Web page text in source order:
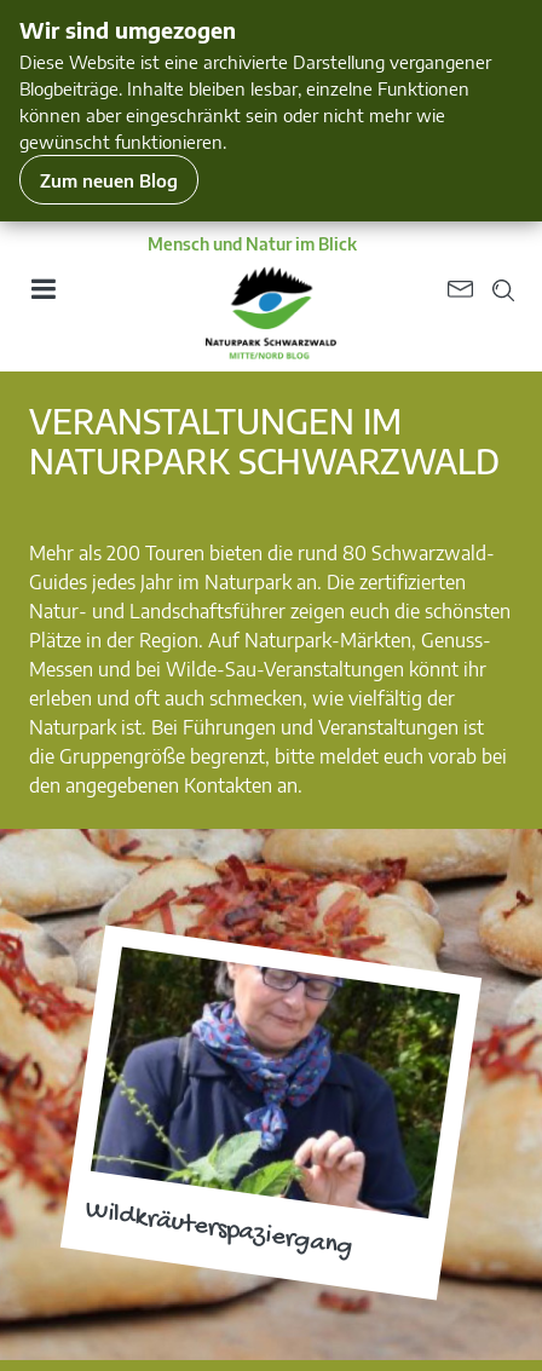
Wir sind umgezogen
Diese Website ist eine archivierte Darstellung vergangener
Blogbeiträge. Inhalte bleiben lesbar, einzelne Funktionen
können aber eingeschränkt sein oder nicht mehr wie
gewünscht funktionieren.
Zum neuen Blog
Mensch und Natur im Blick
Wildkräuterspaziergang
VERANSTALTUNGEN IM
NATURPARK SCHWARZWALD
Mehr als 200 Touren bieten die rund 80 Schwarzwald-
Guides jedes Jahr im Naturpark an. Die zertifizierten
Natur- und Landschaftsführer zeigen euch die schönsten
Plätze in der Region. Auf Naturpark-Märkten, Genuss-
Messen und bei Wilde-Sau-Veranstaltungen könnt ihr
erleben und oft auch schmecken, wie vielfältig der
Naturpark ist. Bei Führungen und Veranstaltungen ist
die Gruppengröße begrenzt, bitte meldet euch vorab bei
den angegebenen Kontakten an.